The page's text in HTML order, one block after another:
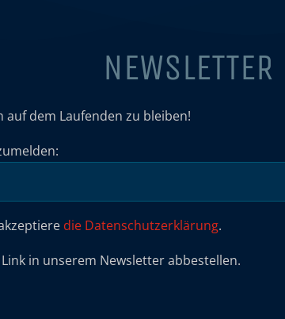
NEWSLETTER
auf dem Laufenden zu bleiben!
die Datenschutzerklärung.
in unserem Newsletter abbestellen.